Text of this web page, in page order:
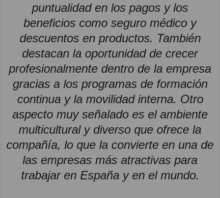
puntualidad en los pagos y los
beneficios como seguro médico y
descuentos en productos. También
destacan la oportunidad de crecer
profesionalmente dentro de la empresa
gracias a los programas de formación
continua y la movilidad interna. Otro
aspecto muy señalado es el ambiente
multicultural y diverso que ofrece la
compañía, lo que la convierte en una de
las empresas más atractivas para
trabajar en España y en el mundo.